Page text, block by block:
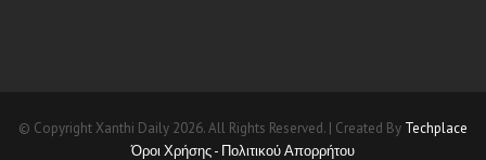
© Copyright Xanthi Daily 2026. All Rights Reserved. | Created By Techplace
Όροι Χρήσης - Πολιτικού Απορρήτου